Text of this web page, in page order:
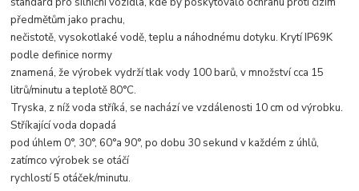
předmětům jako prachu,
nečistotě, vysokotlaké vodě, teplu a náhodnému dotyku. Krytí IP69K
podle definice normy
znamená, že výrobek vydrží tlak vody 100 barů, v množství cca 15
litrů/minutu a teplotě 80°C.
Tryska, z níž voda stříká, se nachází ve vzdálenosti 10 cm od výrobku.
Stříkající voda dopadá
pod úhlem 0°, 30°, 60°a 90°, po dobu 30 sekund v každém z úhlů,
zatímco výrobek se otáčí
rychlostí 5 otáček/minutu.